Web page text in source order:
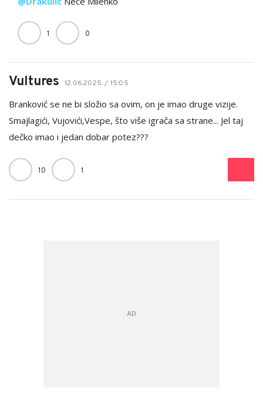
1 0
Vultures 12.06.2025. / 15:05
Branković se ne bi složio sa ovim, on je imao druge vizije.
Smajlagići, Vujovići,Vespe, što više igrača sa strane... Jel taj
dečko imao i jedan dobar potez???
10 1